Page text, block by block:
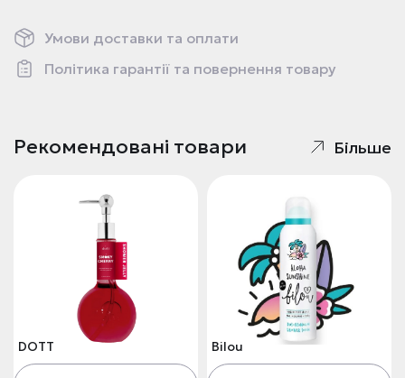
Умови доставки та оплати
Політика гарантії та повернення товару
Рекомендовані товари Більше
DOTT Bilou